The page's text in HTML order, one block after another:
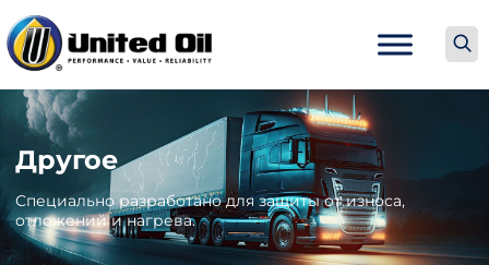
Другое
Специально разработано для защиты от износа,
отложений и нагрева.